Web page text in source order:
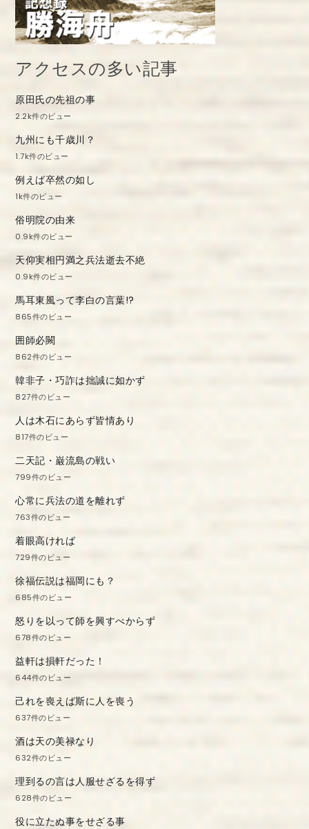
アクセスの多い記事
原田氏の先祖の事
2.2k件のビュー
九州にも千歳川？
1.7k件のビュー
例えば卒然の如し
1k件のビュー
俗明院の由来
0.9k件のビュー
天仰実相円満之兵法逝去不絶
0.9k件のビュー
馬耳東風って李白の言葉!?
865件のビュー
囲師必闕
862件のビュー
韓非子・巧詐は拙誠に如かず
827件のビュー
人は木石にあらず皆情あり
817件のビュー
二天記・巌流島の戦い
799件のビュー
心常に兵法の道を離れず
763件のビュー
着眼高ければ
729件のビュー
徐福伝説は福岡にも？
685件のビュー
怒りを以って師を興すべからず
678件のビュー
益軒は損軒だった！
644件のビュー
己れを喪えば斯に人を喪う
637件のビュー
酒は天の美禄なり
632件のビュー
理到るの言は人服せざるを得ず
628件のビュー
役に立たぬ事をせざる事